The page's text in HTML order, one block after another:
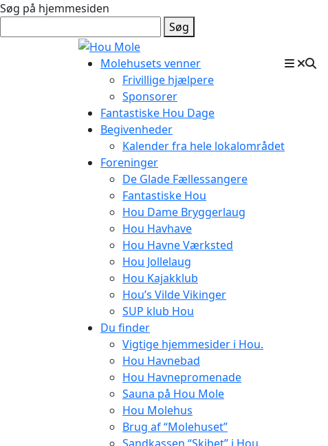
Søg på hjemmesiden
Søg
Molehusets venner
Frivillige hjælpere
Sponsorer
Fantastiske Hou Dage
Begivenheder
Kalender fra hele lokalområdet
Foreninger
De Glade Fællessangere
Fantastiske Hou
Hou Dame Bryggerlaug
Hou Havhave
Hou Havne Værksted
Hou Jollelaug
Hou Kajakklub
Hou’s Vilde Vikinger
SUP klub Hou
Du finder
Vigtige hjemmesider i Hou.
Hou Havnebad
Hou Havnepromenade
Sauna på Hou Mole
Hou Molehus
Brug af “Molehuset”